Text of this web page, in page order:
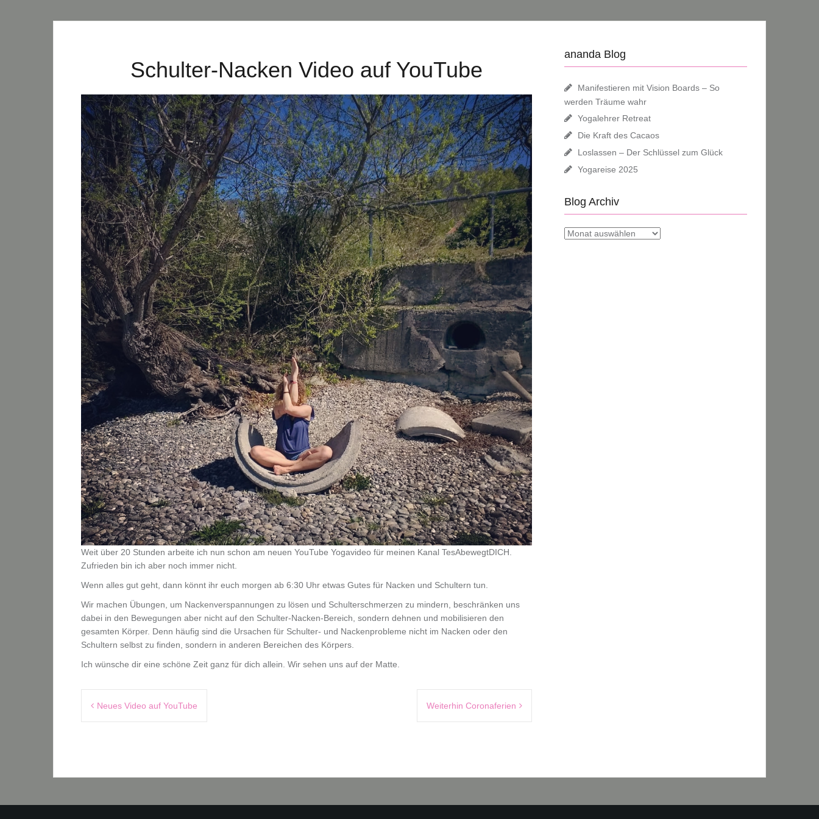
Schulter-Nacken Video auf YouTube
Weit über 20 Stunden arbeite ich nun schon am neuen YouTube Yogavideo für meinen Kanal TesAbewegtDICH.
Zufrieden bin ich aber noch immer nicht.
Wenn alles gut geht, dann könnt ihr euch morgen ab 6:30 Uhr etwas Gutes für Nacken und Schultern tun.
Wir machen Übungen, um Nackenverspannungen zu lösen und Schulterschmerzen zu mindern, beschränken uns
dabei in den Bewegungen aber nicht auf den Schulter-Nacken-Bereich, sondern dehnen und mobilisieren den
gesamten Körper. Denn häufig sind die Ursachen für Schulter- und Nackenprobleme nicht im Nacken oder den
Schultern selbst zu finden, sondern in anderen Bereichen des Körpers.
Ich wünsche dir eine schöne Zeit ganz für dich allein. Wir sehen uns auf der Matte.
Beitragsnavigation
Neues Video auf YouTube Weiterhin Coronaferien
ananda Blog
Manifestieren mit Vision Boards – So
werden Träume wahr
Yogalehrer Retreat
Die Kraft des Cacaos
Loslassen – Der Schlüssel zum Glück
Yogareise 2025
Blog Archiv
Blog